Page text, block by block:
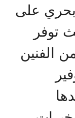
بحري على
توفر
الفنين